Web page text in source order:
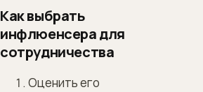
Как выбрать
инфлюенсера для
сотрудничества
Оценить его